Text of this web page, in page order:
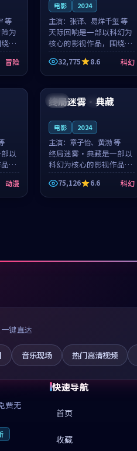
等
为
危
得
冒险
电影 2024
主演： 张译、易烊千玺 等
天际回响是一部以科幻为
核心的影视作品，围绕危
机、反转与人物成长展
开，整体节奏紧凑，值得
推荐观看。
32,775 8.6 科幻
以
，
成
，
动漫
英国 4K
99:26
终局迷雾·典藏
电影 2024
主演： 章子怡、黄渤 等
终局迷雾·典藏是一部以
科幻为核心的影视作品，
围绕危机、反转与人物成
长展开，整体节奏紧凑，
值得推荐观看。
75,126 6.6 科幻
键直达
音乐现场 热门高清视频
费无
快速导航
首页
收藏